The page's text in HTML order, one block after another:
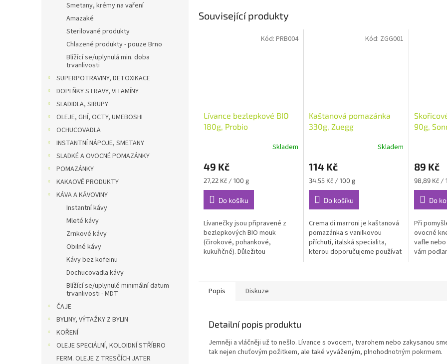
Smetany, krémy na vaření
Amazaké
Sterilované produkty
Chlazené produkty - pouze Brno
Blížící se/uplynulá min. doba
trvanlivosti
SUPERPOTRAVINY, DETOXIKACE
DOPLŇKY STRAVY, VITAMÍNY
SLADIDLA, SIRUPY
OLEJE, GHÍ, OCTY, UMEBOSHI
OCHUCOVADLA
INSTANTNÍ NÁPOJE, SMETANY
SLADKÉ A OVOCNÉ POMAZÁNKY
POMAZÁNKY
KAKAOVÉ PRODUKTY
KÁVA A KÁVOVINY
Instantní kávy
Mleté kávy
Zrnkové kávy
Obilné kávy
Kávy bez kofeinu
Dochucovadla kávy
Blížící se/uplynulé minimální datum
trvanlivosti - MDT
ČAJE
BYLINY, VÝTAŽKY Z BYLIN
KOŘENÍ
OLEJE SPECIÁLNÍ, KOLOIDNÍ STŘÍBRO
FERM. OLEJE Z TRESČÍCH JATER
Související produkty
Lívance bezlepkové BIO
180g, Probio
Skladem
49 Kč
Měrná
cena:
27,22 Kč / 100 g
Do košíku
Lívanečky jsou připravené z
bezlepkových BIO mouk
(čirokové, pohankové,
kukuřičné). Důležitou
Kód: PRB004
Kaštanová pomazánka
330g, Zuegg
Skladem
114 Kč
Měrná
cena:
34,55 Kč / 100 g
Do košíku
Crema di marroni je kaštanová
pomazánka s vanilkovou
příchutí, italská specialita,
kterou doporučujeme používat
Kód: ZGG001
90g,
89 Kč
Měrná
cena:
98,89 Kč /
Do
Při
ovocné
vafle
vám
Popis Diskuze
Detailní popis produktu
Jemněji a vláčněji už to nešlo. Lívance s ovocem, tvarohem nebo zakysanou
tak nejen chuťovým požitkem, ale také vyváženým, plnohodnotným pokrmem.